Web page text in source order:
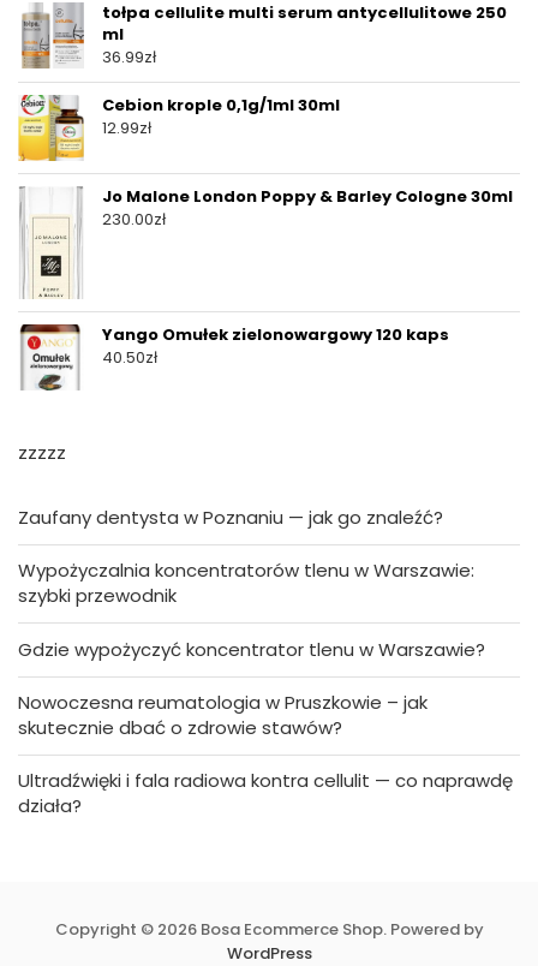
tołpa cellulite multi serum antycellulitowe 250
ml
36.99zł
Cebion krople 0,1g/1ml 30ml
12.99zł
Jo Malone London Poppy & Barley Cologne 30ml
230.00zł
Yango Omułek zielonowargowy 120 kaps
40.50zł
zzzzz
Zaufany dentysta w Poznaniu — jak go znaleźć?
Wypożyczalnia koncentratorów tlenu w Warszawie:
szybki przewodnik
Gdzie wypożyczyć koncentrator tlenu w Warszawie?
Nowoczesna reumatologia w Pruszkowie – jak
skutecznie dbać o zdrowie stawów?
Ultradźwięki i fala radiowa kontra cellulit — co naprawdę
działa?
Copyright © 2026 Bosa Ecommerce Shop. Powered by
WordPress